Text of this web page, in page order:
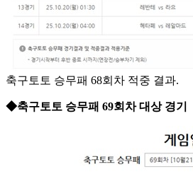
축구토토 승무패 68회차 적중 결과.
◆축구토토 승무패 69회차 대상 경기